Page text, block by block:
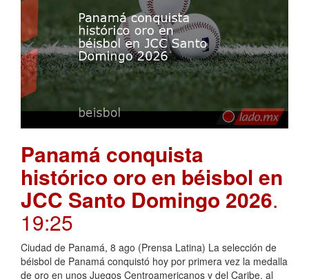
Panamá conquista
histórico oro en béisbol en
JCC Santo Domingo 2026.
19:25
Ciudad de Panamá, 8 ago (Prensa Latina) La selección de
béisbol de Panamá conquistó hoy por primera vez la medalla
de oro en unos Juegos Centroamericanos y del Caribe, al